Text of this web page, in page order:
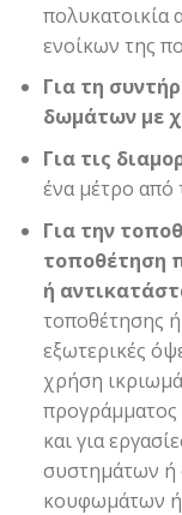
πολυκατοικία
ενοίκων της
Για τη
δωμάτων με
Για τις
ένα μέτρο από
Για την
τοποθέτηση
ή
τοποθέτησης
εξωτερικές
χρήση
προγράμματος
και για
συστημάτων ή
κουφωμάτων ή